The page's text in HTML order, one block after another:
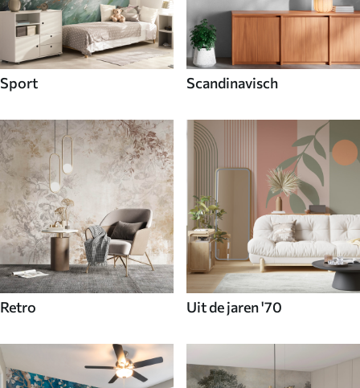
Sport Scandinavisch
Retro Uit de jaren '70